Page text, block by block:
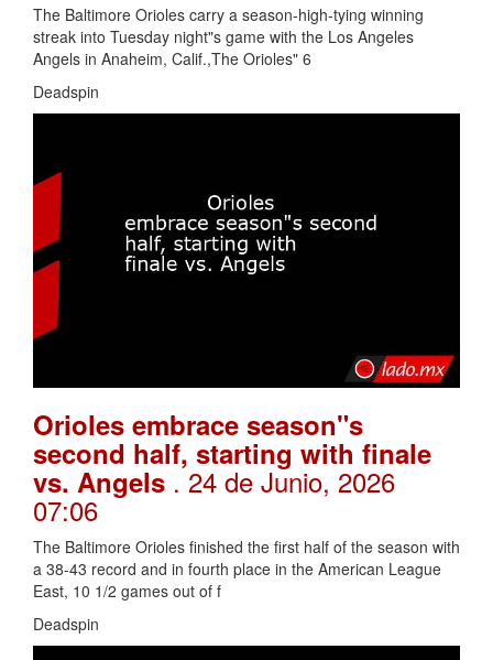
The Baltimore Orioles carry a season-high-tying winning
streak into Tuesday night"s game with the Los Angeles
Angels in Anaheim, Calif.,The Orioles" 6
Deadspin
Orioles embrace season"s
second half, starting with finale
vs. Angels . 24 de Junio, 2026
07:06
The Baltimore Orioles finished the first half of the season with
a 38-43 record and in fourth place in the American League
East, 10 1/2 games out of f
Deadspin